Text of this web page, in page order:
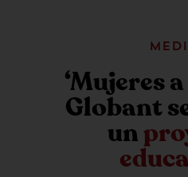
‘Mujeres
Globant
un